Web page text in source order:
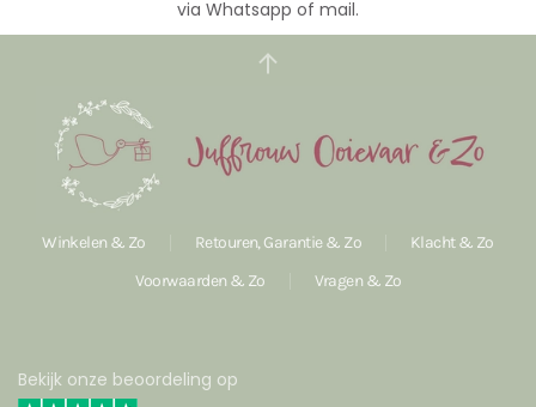
via Whatsapp of mail.
Winkelen & Zo Retouren, Garantie & Zo
Klacht & Zo
Voorwaarden & Zo
Vragen & Zo
Bekijk onze beoordeling op